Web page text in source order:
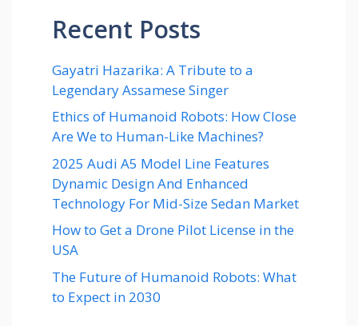
Recent Posts
Gayatri Hazarika: A Tribute to a
Legendary Assamese Singer
Ethics of Humanoid Robots: How Close
Are We to Human-Like Machines?
2025 Audi A5 Model Line Features
Dynamic Design And Enhanced
Technology For Mid-Size Sedan Market
How to Get a Drone Pilot License in the
USA
The Future of Humanoid Robots: What
to Expect in 2030